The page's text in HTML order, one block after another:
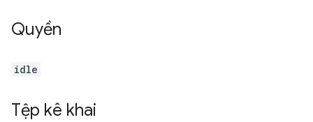
Quyền
idle
Tệp kê khai